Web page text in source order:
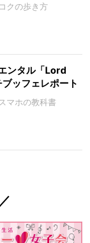
クの歩き方
ンタル「Lord
ッフェレポート
マホの教科書